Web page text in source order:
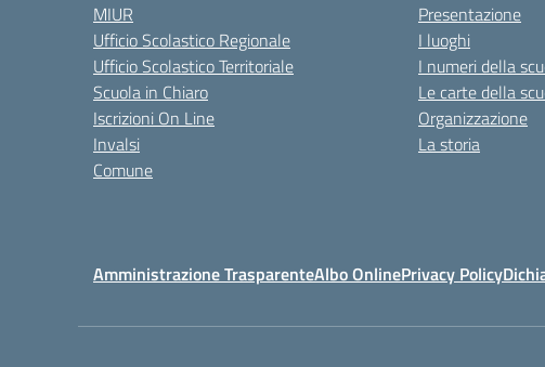
MIUR
Ufficio Scolastico Regionale
Ufficio Scolastico Territoriale
Scuola in Chiaro
Iscrizioni On Line
Invalsi
Comune
Presentazione
I luoghi
I numeri della
Le carte della
Organizzazione
La storia
Amministrazione TrasparenteAlbo OnlinePrivacy Policy